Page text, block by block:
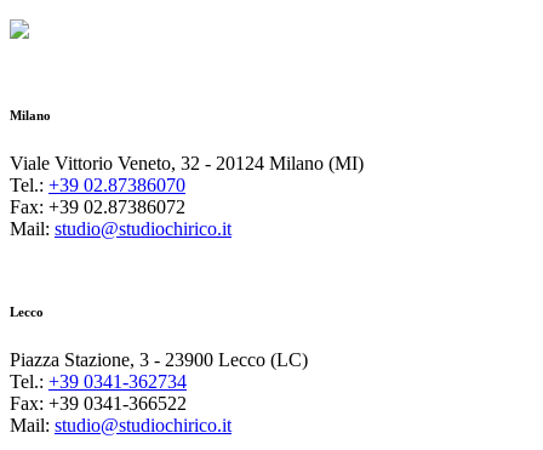
Milano
Viale Vittorio Veneto, 32 - 20124 Milano (MI)
Tel.: +39 02.87386070
Fax: +39 02.87386072
Mail: studio@studiochirico.it
Lecco
Piazza Stazione, 3 - 23900 Lecco (LC)
Tel.: +39 0341-362734
Fax: +39 0341-366522
Mail: studio@studiochirico.it